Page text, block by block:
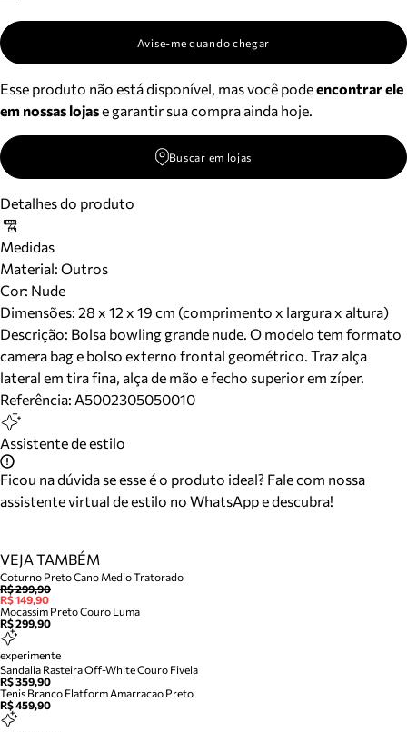
Avise-me quando chegar
Esse produto não está disponível, mas você podeencontrar ele
em nossas lojase garantir sua compra ainda hoje.
Buscar em lojas
Detalhes do produto
Medidas
Material: Outros
Cor: Nude
Dimensões: 28 x 12 x 19 cm (comprimento x largura x altura)
Descrição: Bolsa bowling grande nude. O modelo tem formato
camera bag e bolso externo frontal geométrico. Traz alça
lateral em tira fina, alça de mão e fecho superior em zíper.
Referência: A5002305050010
Assistente de estilo
Ficou na dúvida se esse é o produto ideal? Fale com nossa
assistente virtual de estilo no WhatsApp e descubra!
VEJA TAMBÉM
Coturno Preto Cano Medio Tratorado
R$ 299,90
R$ 149,90
Mocassim Preto Couro Luma
R$ 299,90
experimente
Sandalia Rasteira Off-White Couro Fivela
R$ 359,90
Tenis Branco Flatform Amarracao Preto
R$ 459,90